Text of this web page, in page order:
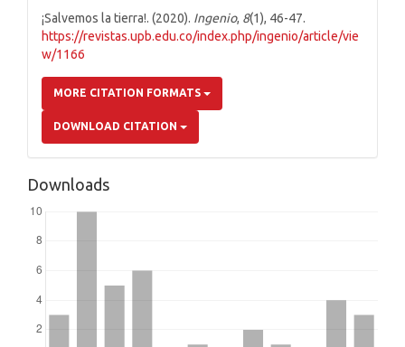
¡Salvemos la tierra!. (2020). Ingenio, 8(1), 46-47.
https://revistas.upb.edu.co/index.php/ingenio/article/vie
w/1166
MORE CITATION FORMATS
DOWNLOAD CITATION
Downloads